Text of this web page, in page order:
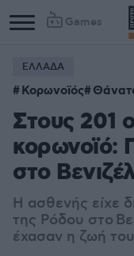
Games
Column
1
Column
2
ΕΛΛΑΔΑ
Κορωνοϊός
Στους 201
κορωνοϊό:
στο
Η ασθενής είχε
της Ρόδου στο Β
έχασαν η ζωή